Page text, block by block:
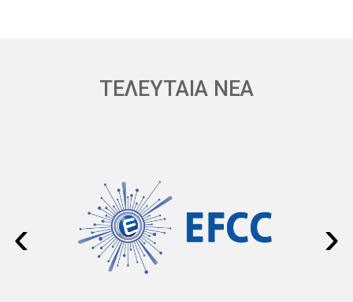
ΤΕΛΕΥΤΑΙΑ ΝΕΑ
‹ ›